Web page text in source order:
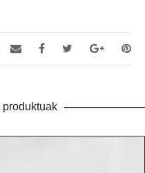
produktuak